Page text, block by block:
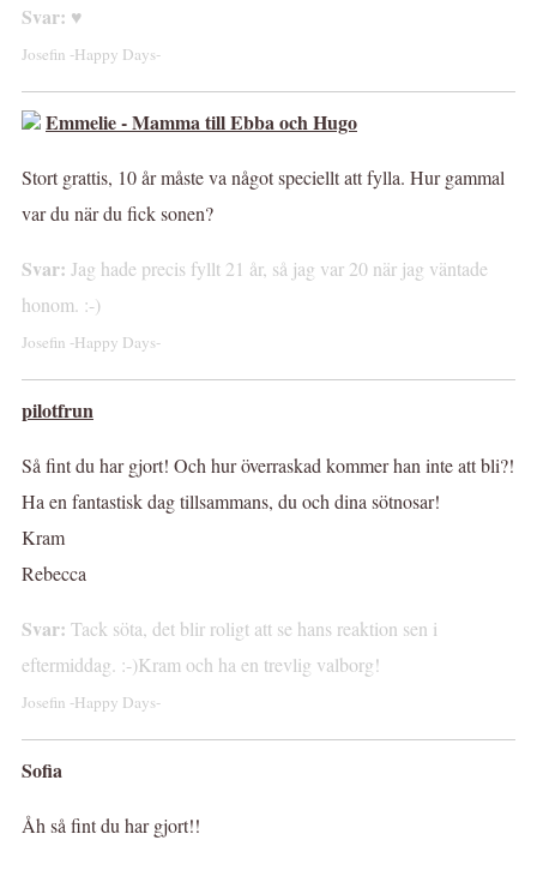
Svar: ♥
Josefin -Happy Days-
Emmelie - Mamma till Ebba och Hugo
Stort grattis, 10 år måste va något speciellt att fylla. Hur gammal
var du när du fick sonen?
Svar: Jag hade precis fyllt 21 år, så jag var 20 när jag väntade
honom. :-)
Josefin -Happy Days-
pilotfrun
Så fint du har gjort! Och hur överraskad kommer han inte att bli?!
Ha en fantastisk dag tillsammans, du och dina sötnosar!
Kram
Rebecca
Svar: Tack söta, det blir roligt att se hans reaktion sen i
eftermiddag. :-)Kram och ha en trevlig valborg!
Josefin -Happy Days-
Sofia
Åh så fint du har gjort!!